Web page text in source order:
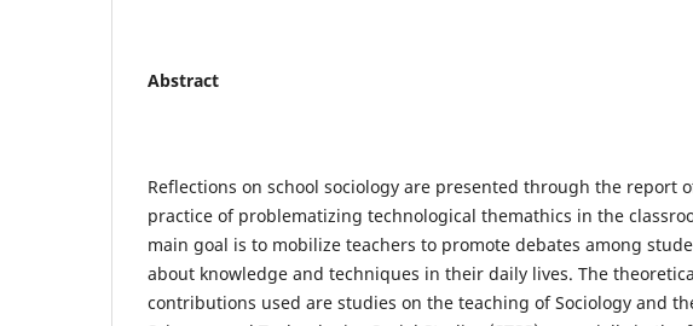
Abstract
Reflections on school sociology are presented through the report
practice of problematizing technological themathics in the
main goal is to mobilize teachers to promote debates among
about knowledge and techniques in their daily lives. The
contributions used are studies on the teaching of Sociology and